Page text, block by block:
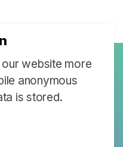
&
website more
anonymous
is stored.